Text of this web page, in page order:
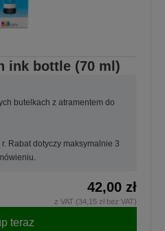
ink bottle (70 ml)
butelkach z atramentem do
Rabat dotyczy maksymalnie 3
42,00 zł
z VAT (34,15 zł bez VAT)
teraz